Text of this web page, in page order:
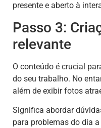
presente e aberto à
Passo 3:
relevante
O conteúdo é crucial
do seu trabalho. No
além de exibir fotos
Significa abordar
para problemas do dia